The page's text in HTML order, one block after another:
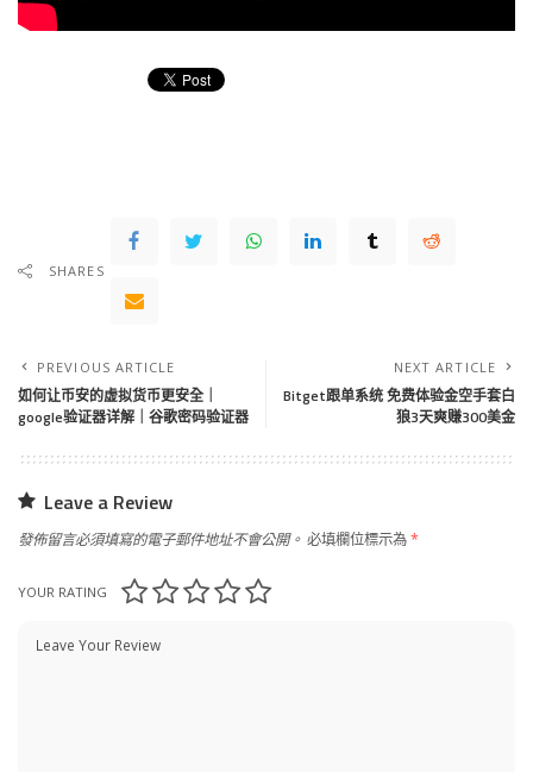
SHARES
PREVIOUS ARTICLE
如何让币安的虚拟货币更安全｜
google验证器详解｜谷歌密码验证器
NEXT ARTICLE
Bitget跟单系统 免费体验金空手套白
狼3天爽赚300美金
Leave a Review
發佈留言必須填寫的電子郵件地址不會公開。 必填欄位標示為*
YOUR RATING